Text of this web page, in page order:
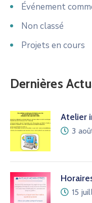
Événement
Non classé
Projets en cours
Dernières
Atelier
3
15